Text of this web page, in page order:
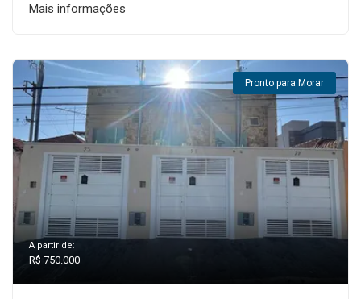
Mais informações
Pronto para Morar
A partir de:
R$ 750.000